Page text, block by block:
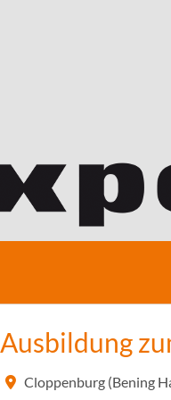
Ausbildung
Cloppenburg (Bening